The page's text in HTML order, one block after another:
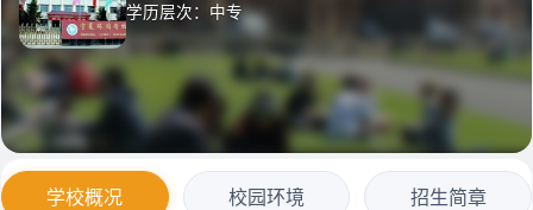
学历层次：中专
学校概况 校园环境 招生简章